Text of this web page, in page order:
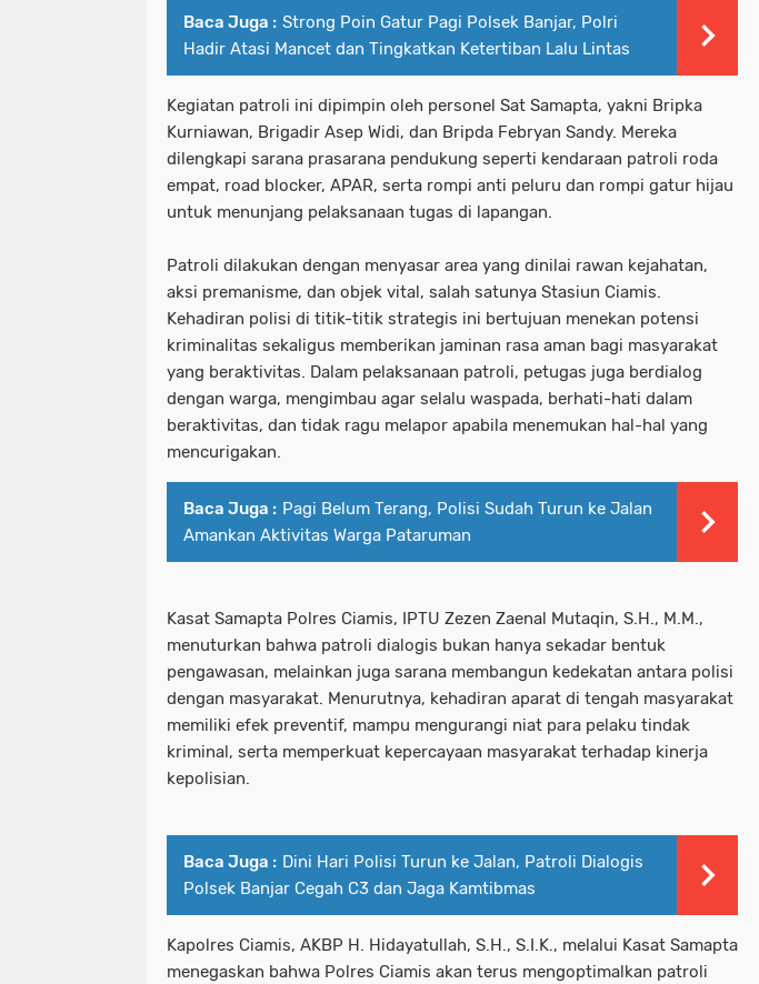
Baca Juga : Strong Poin Gatur Pagi Polsek Banjar, Polri
Hadir Atasi Mancet dan Tingkatkan Ketertiban Lalu Lintas
Kegiatan patroli ini dipimpin oleh personel Sat Samapta, yakni Bripka
Kurniawan, Brigadir Asep Widi, dan Bripda Febryan Sandy. Mereka
dilengkapi sarana prasarana pendukung seperti kendaraan patroli roda
empat, road blocker, APAR, serta rompi anti peluru dan rompi gatur hijau
untuk menunjang pelaksanaan tugas di lapangan.
Patroli dilakukan dengan menyasar area yang dinilai rawan kejahatan,
aksi premanisme, dan objek vital, salah satunya Stasiun Ciamis.
Kehadiran polisi di titik-titik strategis ini bertujuan menekan potensi
kriminalitas sekaligus memberikan jaminan rasa aman bagi masyarakat
yang beraktivitas. Dalam pelaksanaan patroli, petugas juga berdialog
dengan warga, mengimbau agar selalu waspada, berhati-hati dalam
beraktivitas, dan tidak ragu melapor apabila menemukan hal-hal yang
mencurigakan.
Baca Juga : Pagi Belum Terang, Polisi Sudah Turun ke Jalan
Amankan Aktivitas Warga Pataruman
Kasat Samapta Polres Ciamis, IPTU Zezen Zaenal Mutaqin, S.H., M.M.,
menuturkan bahwa patroli dialogis bukan hanya sekadar bentuk
pengawasan, melainkan juga sarana membangun kedekatan antara polisi
dengan masyarakat. Menurutnya, kehadiran aparat di tengah masyarakat
memiliki efek preventif, mampu mengurangi niat para pelaku tindak
kriminal, serta memperkuat kepercayaan masyarakat terhadap kinerja
kepolisian.
Baca Juga : Dini Hari Polisi Turun ke Jalan, Patroli Dialogis
Polsek Banjar Cegah C3 dan Jaga Kamtibmas
Kapolres Ciamis, AKBP H. Hidayatullah, S.H., S.I.K., melalui Kasat Samapta
menegaskan bahwa Polres Ciamis akan terus mengoptimalkan patroli